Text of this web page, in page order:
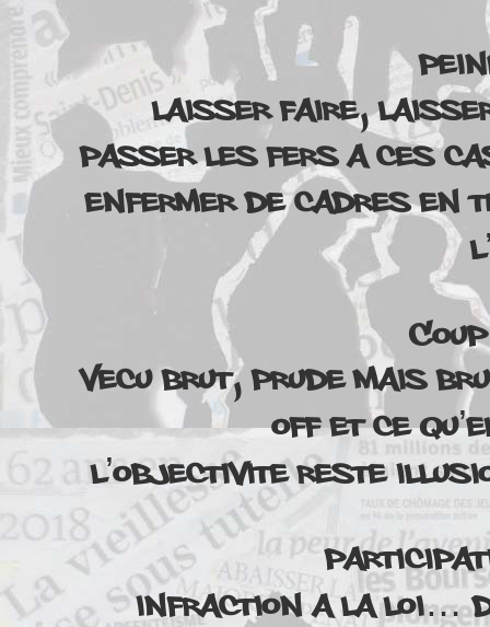
Laisser faire,
Passer les fers a ces
Enfermer de cadres en
Vecu brut, prude mais
off et ce
L’objectivite reste
Infraction a la loi…